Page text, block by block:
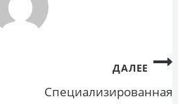
ДАЛЕЕ
Специализированная